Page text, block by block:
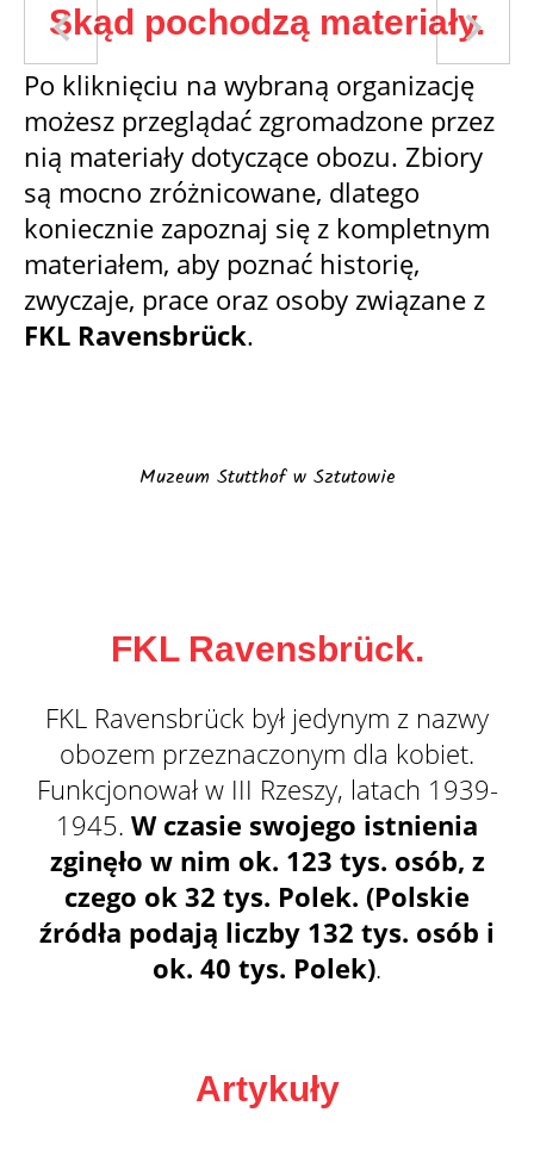
Skąd pochodzą materiały.
Po kliknięciu na wybraną organizację
możesz przeglądać zgromadzone przez
nią materiały dotyczące obozu. Zbiory
są mocno zróżnicowane, dlatego
koniecznie zapoznaj się z kompletnym
materiałem, aby poznać historię,
zwyczaje, prace oraz osoby związane z
FKL Ravensbrück.
Muzeum Stutthof w Sztutowie
FKL Ravensbrück.
FKL Ravensbrück był jedynym z nazwy
obozem przeznaczonym dla kobiet.
Funkcjonował w III Rzeszy, latach 1939-
1945. W czasie swojego istnienia
zginęło w nim ok. 123 tys. osób, z
czego ok 32 tys. Polek. (Polskie
źródła podają liczby 132 tys. osób i
ok. 40 tys. Polek).
Artykuły